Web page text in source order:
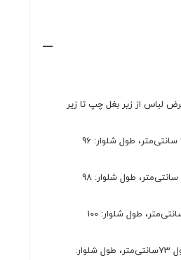
لباس از زیر بغل چپ تا زیر
سایز اسمال: عرض 49 طول 67 سانتی‌متر، طول شلوار: 96
سایز مدیوم: عرض 51 طول 69 سانتی‌متر، طول شلوار: 98
سایز لارج: عرض 53 طول 71 سانتی‌متر، طول شلوار: 100
سایز ایکس لارج: عرض 55 طول 73سانتی‌متر، طول شلوار: